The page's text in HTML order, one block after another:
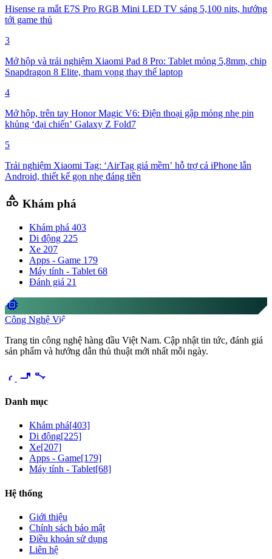
Hisense ra mắt E7S Pro RGB Mini LED TV sáng 5,100 nits, hướng
tới game thủ
3
Mở hộp và trải nghiệm Xiaomi Pad 8 Pro: Tablet mỏng 5,8mm, chip
Snapdragon 8 Elite, tham vọng thay thế laptop
4
Mở hộp, trên tay Honor Magic V6: Điện thoại gập mỏng nhẹ pin
khủng ‘đại chiến’ Galaxy Z Fold7
5
Trải nghiệm Xiaomi Tag: ‘AirTag giá mềm’ hỗ trợ cả iPhone lẫn
Android, thiết kế gọn nhẹ đáng tiền
category Khám phá
Khám phá 403
Di động 225
Xe 207
Apps - Game 179
Máy tính - Tablet 68
Đánh giá 21
memory
Công Nghệ Việt
Trang tin công nghệ hàng đầu Việt Nam. Cập nhật tin tức, đánh giá
sản phẩm và hướng dẫn thủ thuật mới nhất mỗi ngày.
videocam share
Danh mục
Khám phá[403]
Di động[225]
Xe[207]
Apps - Game[179]
Máy tính - Tablet[68]
Hệ thống
Giới thiệu
Chính sách bảo mật
Điều khoản sử dụng
Liên hệ